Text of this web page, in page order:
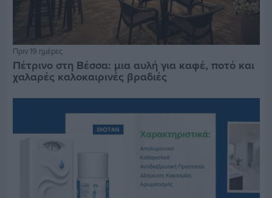
Πριν 19 ημέρες
Πέτρινο στη Βέσσα: μια αυλή για καφέ, ποτό και
χαλαρές καλοκαιρινές βραδιές